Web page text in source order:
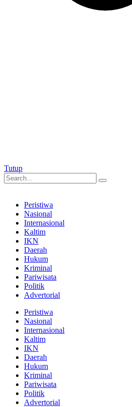
Tutup
Peristiwa
Nasional
Internasional
Kaltim
IKN
Daerah
Hukum
Kriminal
Pariwisata
Politik
Advertorial
Peristiwa
Nasional
Internasional
Kaltim
IKN
Daerah
Hukum
Kriminal
Pariwisata
Politik
Advertorial